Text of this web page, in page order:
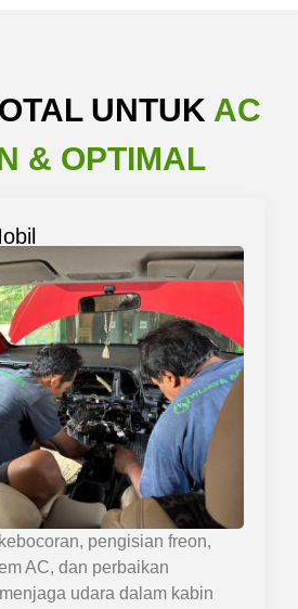
UNTUK AC
& OPTIMAL
pengisian freon,
AC, dan perbaikan
udara dalam kabin